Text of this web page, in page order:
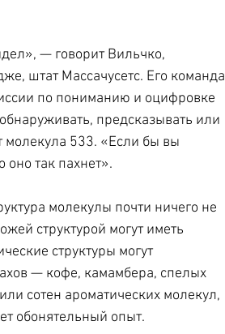
— говорит Вильчко,
штат Массачусетс. Его команда
по пониманию и оцифровке
предсказывать или
молекула 533. «Если бы вы
оно так пахнет».
молекулы почти ничего не
структурой могут иметь
структуры могут
— кофе, камамбера, спелых
сотен ароматических молекул,
обонятельный опыт.